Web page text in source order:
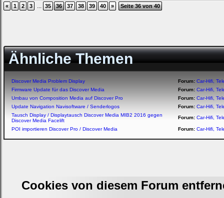
« 1 2 3 ... 35 36 37 38 39 40 » Seite 36 von 40
Ähnliche Themen
Discover Media Problem Display Forum: Car-Hifi,
Firmware Update für das Discover Media
Forum: Car-Hifi,
Umbau von Composition Media auf Discover Pro
Forum: Car-Hifi,
Update Navigation Navisoftware / Senderlogos
Forum: Car-Hifi,
Tausch Display / Displaytausch Discover Media MIB2 2016 gegen
Discover Media Facelift
Forum: Car-Hifi,
POI importieren Discover Pro / Discover Media Forum: Car-Hifi,
Cookies von diesem Forum